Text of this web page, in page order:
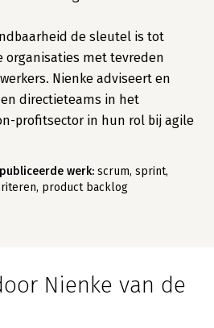
de sleutel is tot
organisaties met tevreden
Nienke adviseert en
directieteams in het
profitsector in hun rol bij agile
werk: scrum, sprint,
product backlog
Nienke van de